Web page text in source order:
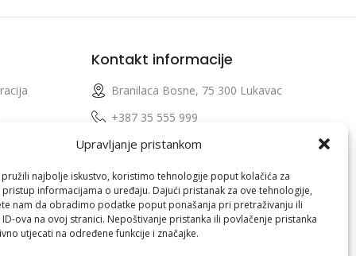
Upravljanje pristankom
najbolje iskustvo, koristimo tehnologije poput kolačića za
informacijama o uređaju. Dajući pristanak za ove tehnologije,
nam da obradimo podatke poput ponašanja pri pretraživanju ili
ova na ovoj stranici. Nepoštivanje pristanka ili povlačenje pristanka
utjecati na određene funkcije i značajke.
profila
Kontakt informacije
Branilaca Bosne, 75 300 Lukavac
+387 35 555 999
info@pconer.ba
ID: 4210115760008
PDV : 210115760008